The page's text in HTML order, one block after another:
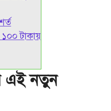
১০০ টাকায়
এই নতুন